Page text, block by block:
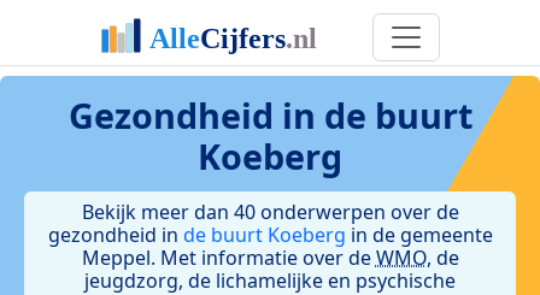
Gezondheid in de buurt
Koeberg
Bekijk meer dan 40 onderwerpen over de
gezondheid in de buurt Koeberg in de gemeente
Meppel. Met informatie over deWMO, de
jeugdzorg, de lichamelijke en psychische